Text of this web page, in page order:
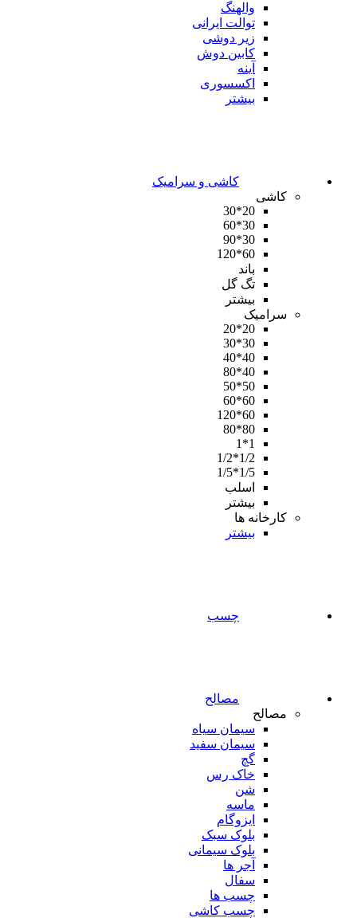
والهنگ
توالت ایرانی
زیر دوشی
کابین دوش
آینه
اکسسوری
بیشتر
کاشی و سرامیک
کاشی
20*30
30*60
30*90
60*120
باند
تگ گل
بیشتر
سرامیک
20*20
30*30
40*40
40*80
50*50
60*60
60*120
80*80
1*1
1/2*1/2
1/5*1/5
اسلب
بیشتر
کارخانه ها
بیشتر
چسب
مصالح
مصالح
سیمان سیاه
سیمان سفید
گچ
خاک رس
شن
ماسه
ایزوگام
بلوک سبک
بلوک سیمانی
آجر ها
سفال
چسب ها
چسب کاشی